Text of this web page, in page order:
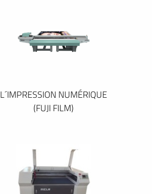
L´IMPRESSION NUMÉRIQUE
(FUJI FILM)